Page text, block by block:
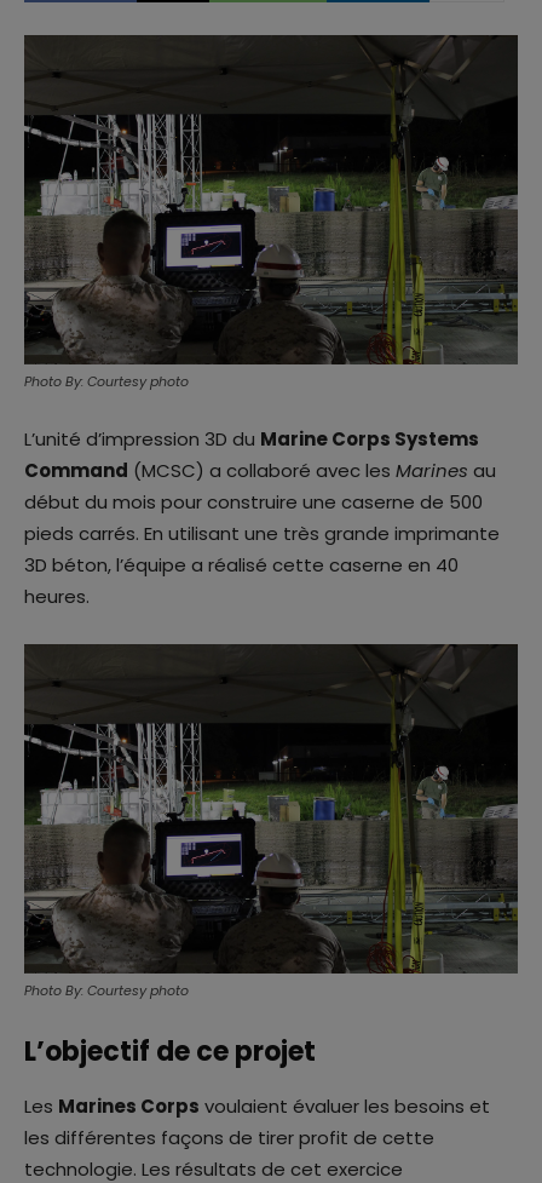
Photo By: Courtesy photo
L’unité d’impression 3D du Marine Corps Systems
Command (MCSC) a collaboré avec les Marines au
début du mois pour construire une caserne de 500
pieds carrés. En utilisant une très grande imprimante
3D béton, l’équipe a réalisé cette caserne en 40
heures.
Photo By: Courtesy photo
L’objectif de ce projet
Les Marines Corps voulaient évaluer les besoins et
les différentes façons de tirer profit de cette
technologie. Les résultats de cet exercice